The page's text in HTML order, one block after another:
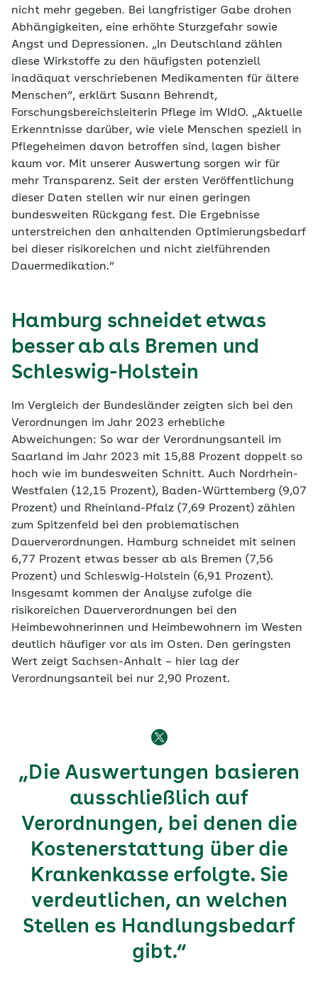
nicht mehr gegeben. Bei langfristiger Gabe drohen
Abhängigkeiten, eine erhöhte Sturzgefahr sowie
Angst und Depressionen. „In Deutschland zählen
diese Wirkstoffe zu den häufigsten potenziell
inadäquat verschriebenen Medikamenten für ältere
Menschen“, erklärt Susann Behrendt,
Forschungsbereichsleiterin Pflege im WIdO. „Aktuelle
Erkenntnisse darüber, wie viele Menschen speziell in
Pflegeheimen davon betroffen sind, lagen bisher
kaum vor. Mit unserer Auswertung sorgen wir für
mehr Transparenz. Seit der ersten Veröffentlichung
dieser Daten stellen wir nur einen geringen
bundesweiten Rückgang fest. Die Ergebnisse
unterstreichen den anhaltenden Optimierungsbedarf
bei dieser risikoreichen und nicht zielführenden
Dauermedikation.“
Hamburg schneidet etwas
besser ab als Bremen und
Schleswig-Holstein
Im Vergleich der Bundesländer zeigten sich bei den
Verordnungen im Jahr 2023 erhebliche
Abweichungen: So war der Verordnungsanteil im
Saarland im Jahr 2023 mit 15,88 Prozent doppelt so
hoch wie im bundesweiten Schnitt. Auch Nordrhein-
Westfalen (12,15 Prozent), Baden-Württemberg (9,07
Prozent) und Rheinland-Pfalz (7,69 Prozent) zählen
zum Spitzenfeld bei den problematischen
Dauerverordnungen. Hamburg schneidet mit seinen
6,77 Prozent etwas besser ab als Bremen (7,56
Prozent) und Schleswig-Holstein (6,91 Prozent).
Insgesamt kommen der Analyse zufolge die
risikoreichen Dauerverordnungen bei den
Heimbewohnerinnen und Heimbewohnern im Westen
deutlich häufiger vor als im Osten. Den geringsten
Wert zeigt Sachsen-Anhalt – hier lag der
Verordnungsanteil bei nur 2,90 Prozent.
„Die Auswertungen basieren
ausschließlich auf
Verordnungen, bei denen die
Kostenerstattung über die
Krankenkasse erfolgte. Sie
verdeutlichen, an welchen
Stellen es Handlungsbedarf
gibt.“